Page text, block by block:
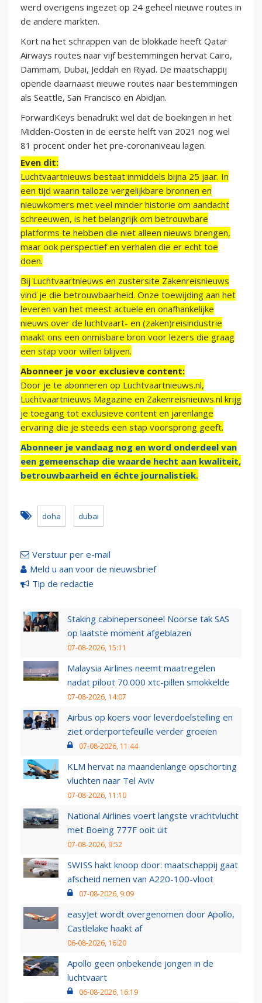
werd overigens ingezet op 24 geheel nieuwe routes in
de andere markten.
Kort na het schrappen van de blokkade heeft Qatar
Airways routes naar vijf bestemmingen hervat Cairo,
Dammam, Dubai, Jeddah en Riyad. De maatschappij
opende daarnaast nieuwe routes naar bestemmingen
als Seattle, San Francisco en Abidjan.
ForwardKeys benadrukt wel dat de boekingen in het
Midden-Oosten in de eerste helft van 2021 nog wel
81 procent onder het pre-coronaniveau lagen.
Even dit:
Luchtvaartnieuws bestaat inmiddels bijna 25 jaar. In
een tijd waarin talloze vergelijkbare bronnen en
nieuwkomers met veel minder historie om aandacht
schreeuwen, is het belangrijk om betrouwbare
platforms te hebben die niet alleen nieuws brengen,
maar ook perspectief en verhalen die er echt toe
doen.
Bij Luchtvaartnieuws en zustersite Zakenreisnieuws
vind je die betrouwbaarheid. Onze toewijding aan het
leveren van het meest actuele en onafhankelijke
nieuws over de luchtvaart- en (zaken)reisindustrie
maakt ons een onmisbare bron voor lezers die graag
een stap voor willen blijven.
Abonneer je voor exclusieve content:
Door je te abonneren op Luchtvaartnieuws.nl,
Luchtvaartnieuws Magazine en Zakenreisnieuws.nl krijg
je toegang tot exclusieve content en jarenlange
ervaring die je steeds een stap voorsprong geeft.
Abonneer je vandaag nog en word onderdeel van
een gemeenschap die waarde hecht aan kwaliteit,
betrouwbaarheid en échte journalistiek.
doha dubai
Verstuur per e-mail
Meld u aan voor de nieuwsbrief
Tip de redactie
Staking cabinepersoneel Noorse tak SAS
op laatste moment afgeblazen
07-08-2026, 15:11
Malaysia Airlines neemt maatregelen
nadat piloot 70.000 xtc-pillen smokkelde
07-08-2026, 14:07
Airbus op koers voor leverdoelstelling en
ziet orderportefeuille verder groeien
07-08-2026, 11:44
KLM hervat na maandenlange opschorting
vluchten naar Tel Aviv
07-08-2026, 11:10
National Airlines voert langste vrachtvlucht
met Boeing 777F ooit uit
07-08-2026, 9:52
SWISS hakt knoop door: maatschappij gaat
afscheid nemen van A220-100-vloot
07-08-2026, 9:09
easyJet wordt overgenomen door Apollo,
Castlelake haakt af
06-08-2026, 16:20
Apollo geen onbekende jongen in de
luchtvaart
06-08-2026, 16:19